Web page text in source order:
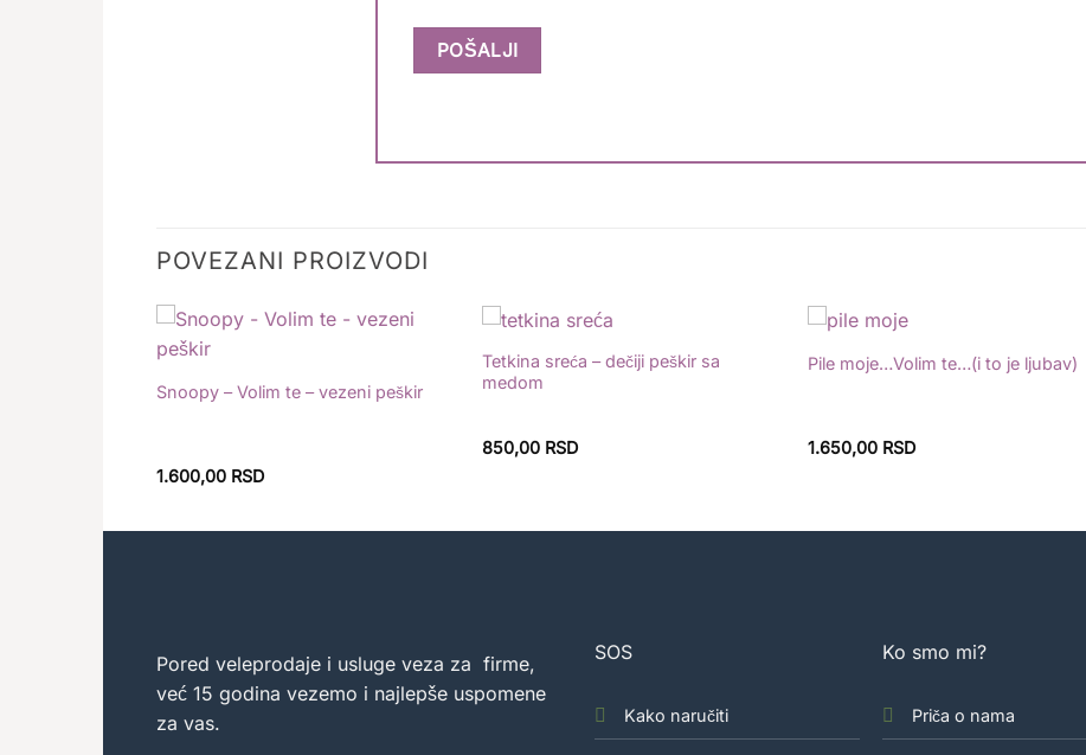
POVEZANI PROIZVODI
u
listu
Snoopy – Volim te – vezeni peškir
1.600,00 RSD
Tetkina sreća – dečiji peškir sa
medom
850,00 RSD
Dodaj
Pile moje…Volim te…(i to je ljubav)
1.650,00 RSD
Pored veleprodaje i usluge veza za firme,
već 15 godina vezemo i najlepše uspomene
za vas.
SOS
Kako naručiti
Ko smo mi?
Priča o nama